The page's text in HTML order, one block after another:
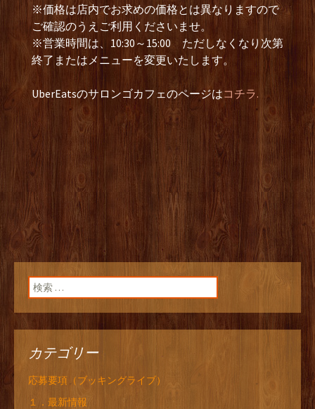
※価格は店内でお求めの価格とは異なりますので
ご確認のうえご利用くださいませ。
※営業時間は、10:30～15:00 ただしなくなり次第
終了またはメニューを変更いたします。
UberEatsのサロンゴカフェのページはコチラ.
検索:
カテゴリー
応募要項（ブッキングライブ）
１．最新情報